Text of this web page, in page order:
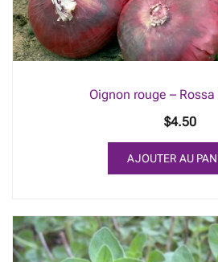
Oignon rouge –
$4.50
AJOUTER AU